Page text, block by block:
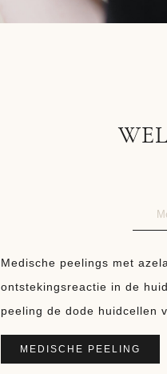
Medische peelings met
ontstekingsreactie in de
peeling de dode huidcellen
MEDISCHE PEELING